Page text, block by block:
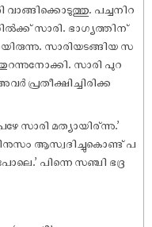
പച്ചനിറ
സാരി. ഭാഗ്യത്തിന്
സാരിയടങ്ങിയ സ
സാരി പുറ
പ്രതീക്ഷിച്ചിരിക്ക
സാരി മത്യായിര്ന്നു.’
ആസ്വദിച്ചുകൊണ്ട് പ
പിന്നെ സഞ്ചി ഭദ്ര